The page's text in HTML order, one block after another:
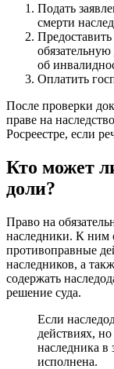
Подать
смерти
об
Оплатить
После проверки
праве на
Росреестре, если
Кто может
доли?
Право на
наследники. К ним
противоправные
наследников, а
содержать
решение суда.
Если
действиях,
наследника в
исполнена.